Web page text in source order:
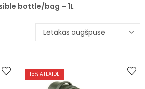
bottle/bag – 1L.
15% ATLAIDE